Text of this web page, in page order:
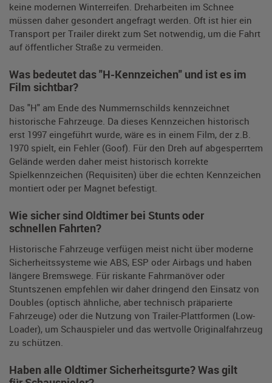
keine modernen Winterreifen. Dreharbeiten im Schnee
müssen daher gesondert angefragt werden. Oft ist hier ein
Transport per Trailer direkt zum Set notwendig, um die Fahrt
auf öffentlicher Straße zu vermeiden.
Was bedeutet das "H-Kennzeichen" und ist es im
Film sichtbar?
Das "H" am Ende des Nummernschilds kennzeichnet
historische Fahrzeuge. Da dieses Kennzeichen historisch
erst 1997 eingeführt wurde, wäre es in einem Film, der z.B.
1970 spielt, ein Fehler (Goof). Für den Dreh auf abgesperrtem
Gelände werden daher meist historisch korrekte
Spielkennzeichen (Requisiten) über die echten Kennzeichen
montiert oder per Magnet befestigt.
Wie sicher sind Oldtimer bei Stunts oder
schnellen Fahrten?
Historische Fahrzeuge verfügen meist nicht über moderne
Sicherheitssysteme wie ABS, ESP oder Airbags und haben
längere Bremswege. Für riskante Fahrmanöver oder
Stuntszenen empfehlen wir daher dringend den Einsatz von
Doubles (optisch ähnliche, aber technisch präparierte
Fahrzeuge) oder die Nutzung von Trailer-Plattformen (Low-
Loader), um Schauspieler und das wertvolle Originalfahrzeug
zu schützen.
Haben alle Oldtimer Sicherheitsgurte? Was gilt